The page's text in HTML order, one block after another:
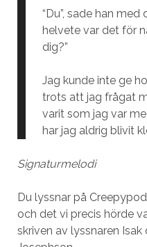
“Du”, sade han med
helvete var det för
dig?”
Jag kunde inte ge
trots att jag frågat
varit som jag var
har jag aldrig blivit
Signaturmelodi
Du lyssnar på
och det vi precis hörde
skriven av lyssnaren